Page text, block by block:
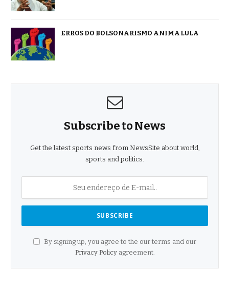
ERROS DO BOLSONARISMO ANIMA LULA
Subscribe to News
Get the latest sports news from NewsSite about world,
sports and politics.
By signing up, you agree to the our terms and our
Privacy Policyagreement.